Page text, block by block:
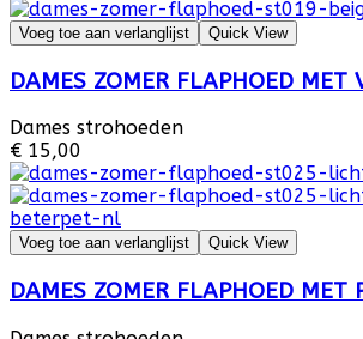
Voeg toe aan verlanglijst Quick View
DAMES ZOMER FLAPHOED MET
Dames strohoeden
€ 15,00
Voeg toe aan verlanglijst Quick View
DAMES ZOMER FLAPHOED MET